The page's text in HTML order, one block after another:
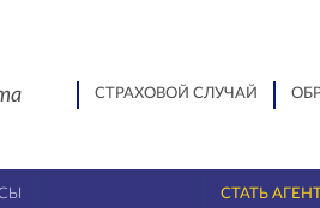
СТРАХОВОЙ СЛУЧАЙ
СТАТЬ